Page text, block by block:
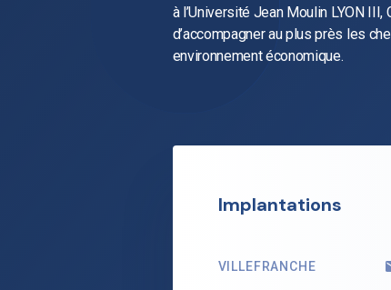
à l’Université Jean Moulin LYON III,
d’accompagner au plus près les
environnement économique.
Implantations
VILLEFRANCHE